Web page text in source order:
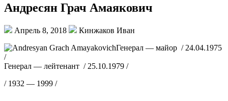
Андресян Грач Амаякович
Апрель 8, 2018
Кинжаков Иван
Генерал — майор / 24.04.1975
/
Генерал — лейтенант / 25.10.1979 /
/ 1932 — 1999 /